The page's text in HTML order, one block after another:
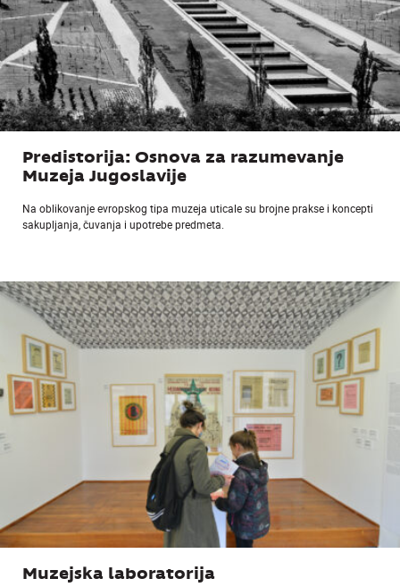
Predistorija: Osnova za razumevanje
Muzeja Jugoslavije
Na oblikovanje evropskog tipa muzeja uticale su brojne prakse i koncepti
sakupljanja, čuvanja i upotrebe predmeta.
Muzejska laboratorija